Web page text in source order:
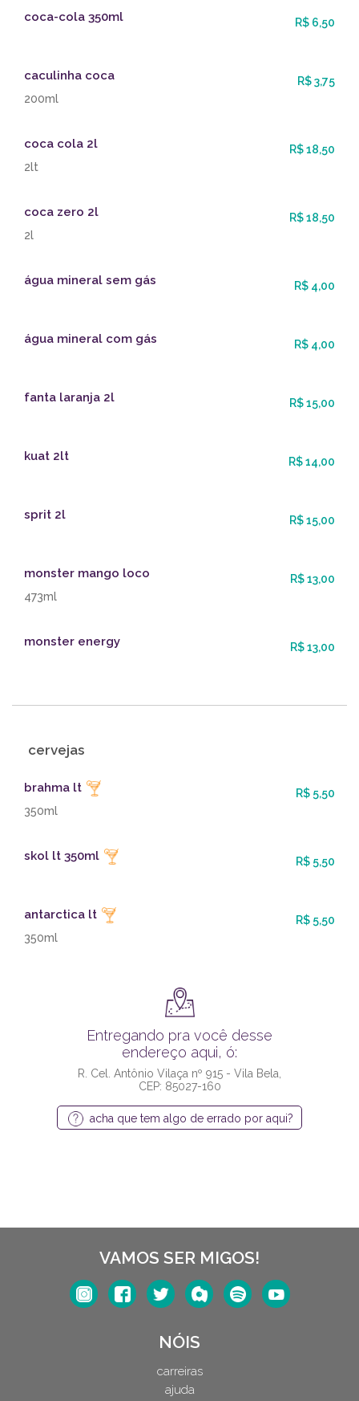
coca-cola 350ml R$ 6,50
caculinha coca
R$ 3,75
200ml
coca cola 2l
R$ 18,50
2lt
coca zero 2l
R$ 18,50
2l
água mineral sem gás R$ 4,00
água mineral com gás R$ 4,00
fanta laranja 2l R$ 15,00
kuat 2lt R$ 14,00
sprit 2l R$ 15,00
monster mango loco
R$ 13,00
473ml
monster energy R$ 13,00
cervejas
brahma lt
R$ 5,50
350ml
skol lt 350ml R$ 5,50
antarctica lt
R$ 5,50
350ml
Entregando pra você desse
endereço aqui, ó:
R. Cel. Antônio Vilaça nº 915 - Vila Bela,
CEP: 85027-160
acha que tem algo de errado por aqui?
VAMOS SER MIGOS!
NÓIS
carreiras
ajuda